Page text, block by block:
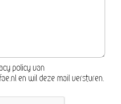
policy van
en wil deze mail versturen.